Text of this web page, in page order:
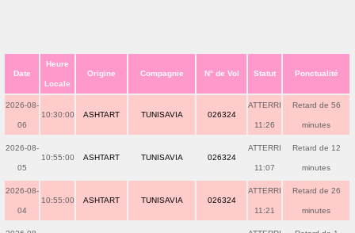
Date
Heure
Locale
Origine Compagnie N° de Vol Statut Ponctualité
2026-08-
06
10:30:00 ASHTART TUNISAVIA 026324
ATTERRI
11:26
Retard de 56
minutes
2026-08-
05
10:55:00 ASHTART TUNISAVIA 026324
ATTERRI
11:07
Retard de 12
minutes
2026-08-
04
10:55:00 ASHTART TUNISAVIA 026324
ATTERRI
11:21
Retard de 26
minutes